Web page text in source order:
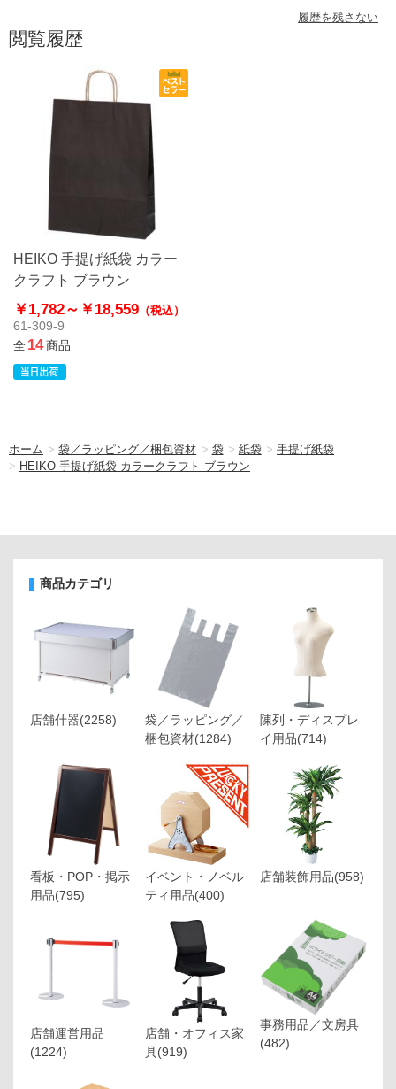
履歴を残さない
閲覧履歴
HEIKO 手提げ紙袋 カラー
クラフト ブラウン
￥1,782～ ￥18,559 （税込）
61-309-9
全14商品
ホーム >袋／ラッピング／梱包資材 > 袋 > 紙袋 > 手提げ紙袋
> HEIKO 手提げ紙袋 カラークラフト ブラウン
商品カテゴリ
店舗什器(2258)
袋／ラッピング／
梱包資材(1284)
陳列・ディスプレ
イ用品(714)
看板・POP・掲示
用品(795)
イベント・ノベル
ティ用品(400)
店舗装飾用品(958)
店舗運営用品
(1224)
店舗・オフィス家
具(919)
事務用品／文房具
(482)